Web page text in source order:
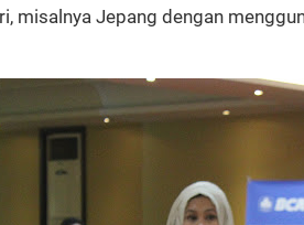
misalnya Jepang dengan